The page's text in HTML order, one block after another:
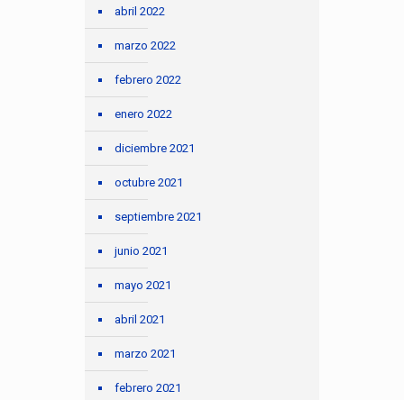
abril 2022
marzo 2022
febrero 2022
enero 2022
diciembre 2021
octubre 2021
septiembre 2021
junio 2021
mayo 2021
abril 2021
marzo 2021
febrero 2021